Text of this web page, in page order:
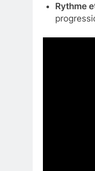
Rythme